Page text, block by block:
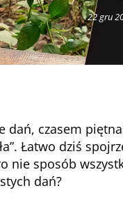
22 gru
czasem
Łatwo dziś
nie sposób
dań?